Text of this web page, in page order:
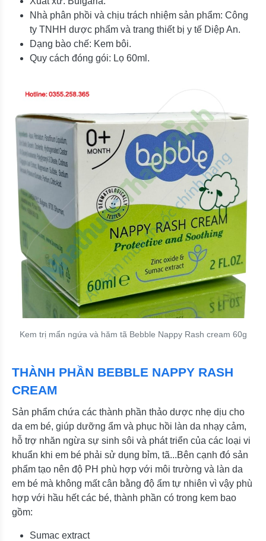
Nhà phân phồi và chịu trách nhiệm sản phẩm: Công
ty TNHH dược phẩm và trang thiết bị y tế Diệp An.
Dạng bào chế: Kem bôi.
Quy cách đóng gói: Lọ 60ml.
Kem trị mẩn ngứa và hăm tã Bebble Nappy Rash cream 60g
THÀNH PHẦN BEBBLE NAPPY RASH
CREAM
Sản phẩm chứa các thành phần thảo dược nhẹ dịu cho
da em bé, giúp dưỡng ẩm và phục hồi làn da nhạy cảm,
hỗ trợ nhăn ngừa sự sinh sôi và phát triển của các loại vi
khuẩn khi em bé phải sử dụng bỉm, tã...Bên cạnh đó sản
phẩm tạo nên độ PH phù hợp với môi trường và làn da
em bé mà không mất cân bằng độ ẩm tự nhiên vì vậy phù
hợp với hầu hết các bé, thành phần có trong kem bao
gồm:
Sumac extract